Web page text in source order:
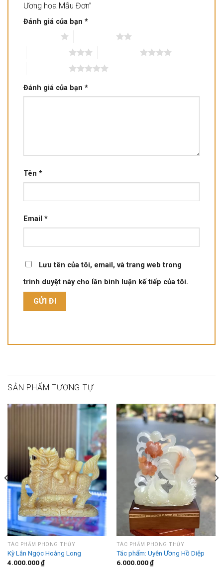
Ương họa Mẫu Đơn”
Đánh giá của bạn *
Đánh giá của bạn *
Tên *
Email *
Lưu tên của tôi, email, và trang web trong
trình duyệt này cho lần bình luận kế tiếp của tôi.
SẢN PHẨM TƯƠNG TỰ
TÁC PHẨM PHONG THỦY
Kỳ Lân Ngọc Hoàng Long
4.000.000₫
TÁC PHẨM PHONG THỦY
Tác phẩm: Uyên Ương Hồ Diệp
6.000.000₫